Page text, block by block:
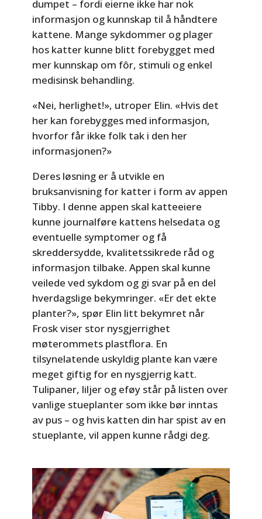
dumpet – fordi eierne ikke har nok
informasjon og kunnskap til å håndtere
kattene. Mange sykdommer og plager
hos katter kunne blitt forebygget med
mer kunnskap om fôr, stimuli og enkel
medisinsk behandling.
«Nei, herlighet!», utroper Elin. «Hvis det
her kan forebygges med informasjon,
hvorfor får ikke folk tak i den her
informasjonen?»
Deres løsning er å utvikle en
bruksanvisning for katter i form av appen
Tibby. I denne appen skal katteeiere
kunne journalføre kattens helsedata og
eventuelle symptomer og få
skreddersydde, kvalitetssikrede råd og
informasjon tilbake. Appen skal kunne
veilede ved sykdom og gi svar på en del
hverdagslige bekymringer. «Er det ekte
planter?», spør Elin litt bekymret når
Frosk viser stor nysgjerrighet
møterommets plastflora. En
tilsynelatende uskyldig plante kan være
meget giftig for en nysgjerrig katt.
Tulipaner, liljer og eføy står på listen over
vanlige stueplanter som ikke bør inntas
av pus – og hvis katten din har spist av en
stueplante, vil appen kunne rådgi deg.